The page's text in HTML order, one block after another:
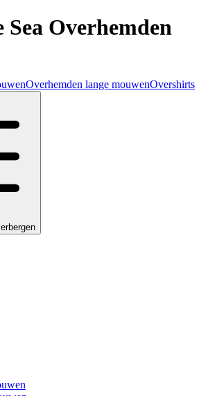
Overhemden
Overhemden lange mouwenOvershirts